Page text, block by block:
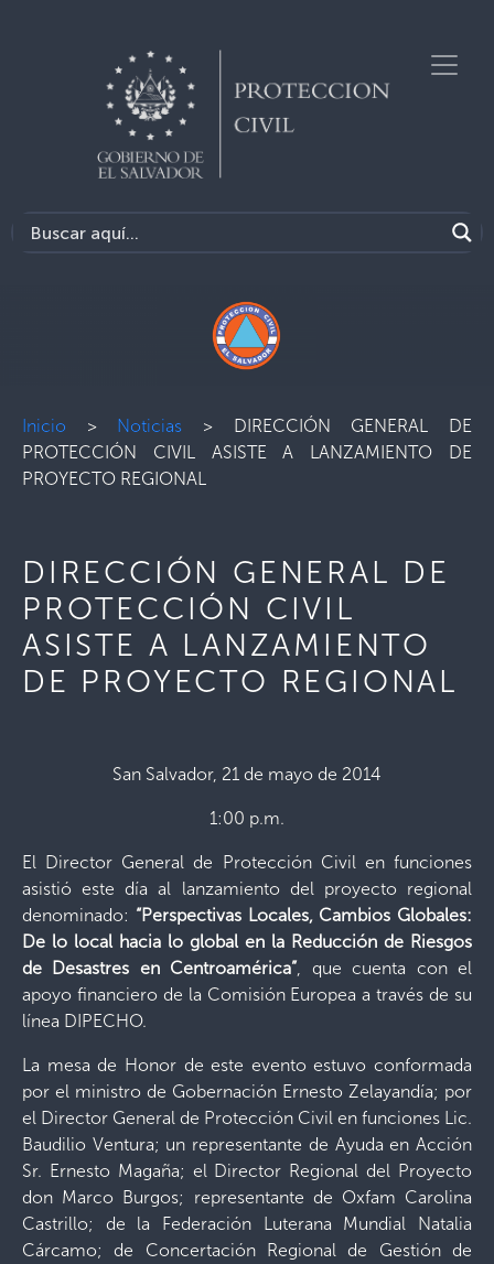
Inicio > Noticias > DIRECCIÓN GENERAL DE
PROTECCIÓN CIVIL ASISTE A LANZAMIENTO DE
PROYECTO REGIONAL
DIRECCIÓN GENERAL DE
PROTECCIÓN CIVIL
ASISTE A LANZAMIENTO
DE PROYECTO REGIONAL
San Salvador, 21 de mayo de 2014
1:00 p.m.
El Director General de Protección Civil en funciones
asistió este día al lanzamiento del proyecto regional
denominado: “Perspectivas Locales, Cambios Globales:
De lo local hacia lo global en la Reducción de Riesgos
de Desastres en Centroamérica”, que cuenta con el
apoyo financiero de la Comisión Europea a través de su
línea DIPECHO.
La mesa de Honor de este evento estuvo conformada
por el ministro de Gobernación Ernesto Zelayandía; por
el Director General de Protección Civil en funciones Lic.
Baudilio Ventura; un representante de Ayuda en Acción
Sr. Ernesto Magaña; el Director Regional del Proyecto
don Marco Burgos; representante de Oxfam Carolina
Castrillo; de la Federación Luterana Mundial Natalia
Cárcamo; de Concertación Regional de Gestión de